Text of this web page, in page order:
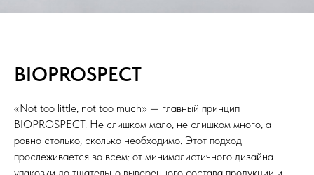
BIOPROSPECT
«Not too little, not too much» — главный принцип
BIOPROSPECT. Не слишком мало, не слишком много, а
ровно столько, сколько необходимо. Этот подход
прослеживается во всем: от минималистичного дизайна